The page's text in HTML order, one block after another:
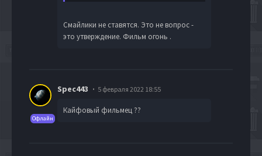
Смайлики не ставятся. Это не вопрос -
это утверждение. Фильм огонь .
Офлайн
Spec443 5 февраля 2022 18:55
Кайфовый фильмец ??